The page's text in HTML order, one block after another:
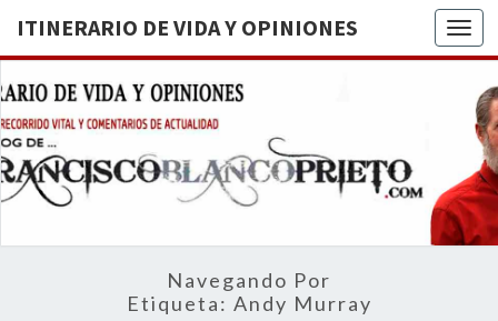
ITINERARIO DE VIDA Y OPINIONES
DE
BREVE
RECORRIDO
VITAL Y
ACTUALIDAD
Navegando Por
Etiqueta: Andy Murray